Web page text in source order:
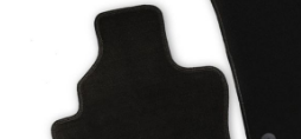
images
gallery